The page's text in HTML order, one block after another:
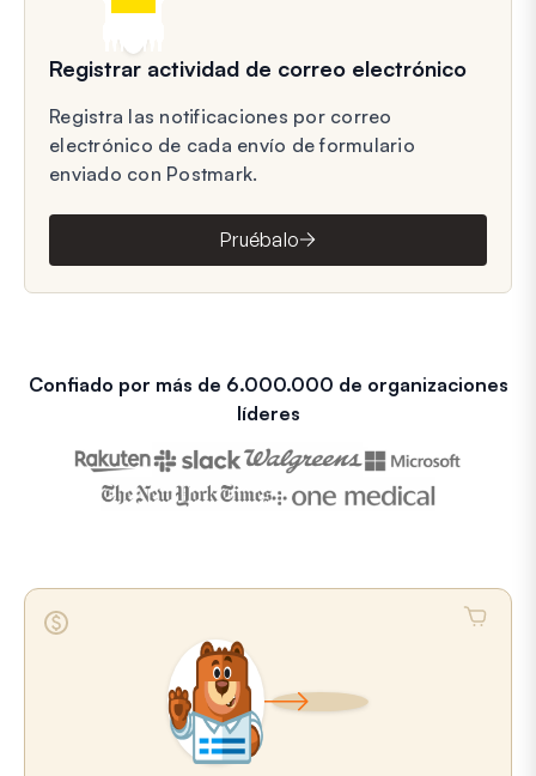
Registrar actividad de correo electrónico
Registra las notificaciones por correo
electrónico de cada envío de formulario
enviado con Postmark.
Pruébalo
Confiado por más de 6.000.000 de organizaciones
líderes